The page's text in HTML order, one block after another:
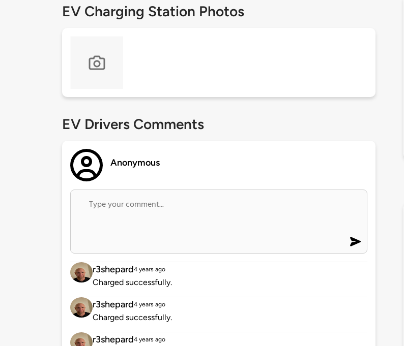
EV Charging Station Photos
EV Drivers Comments
Anonymous
r3shepard4 years ago
Charged successfully.
r3shepard4 years ago
Charged successfully.
r3shepard4 years ago